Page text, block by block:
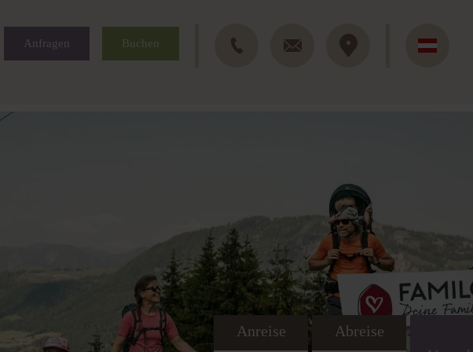
Anfragen Buchen
Anreise Abreise